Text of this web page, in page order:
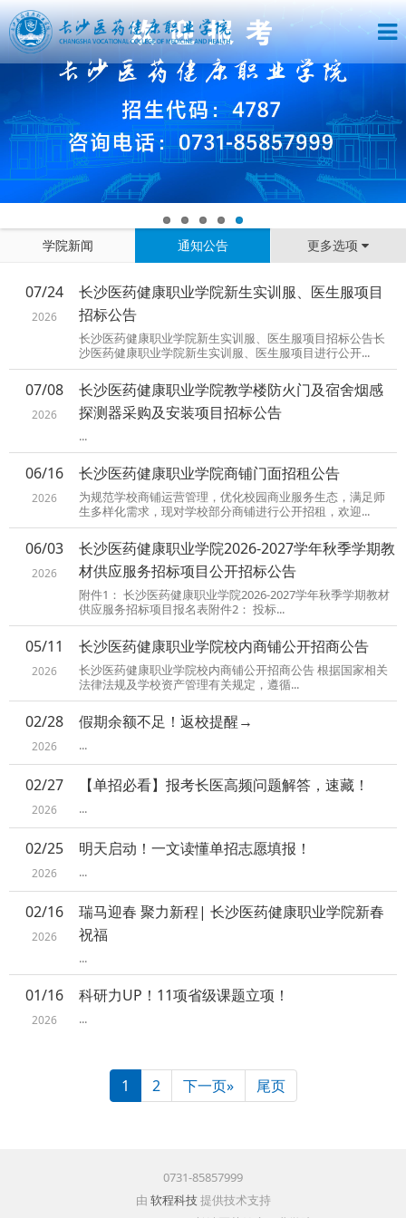
学院新闻 通知公告 更多选项
07/24
2026
长沙医药健康职业学院新生实训服、医生服项目
招标公告
长沙医药健康职业学院新生实训服、医生服项目招标公告长
沙医药健康职业学院新生实训服、医生服项目进行公开...
07/08
2026
长沙医药健康职业学院教学楼防火门及宿舍烟感
探测器采购及安装项目招标公告
...
06/16
2026
长沙医药健康职业学院商铺门面招租公告
为规范学校商铺运营管理，优化校园商业服务生态，满足师
生多样化需求，现对学校部分商铺进行公开招租，欢迎...
06/03
2026
长沙医药健康职业学院2026-2027学年秋季学期教
材供应服务招标项目公开招标公告
附件1： 长沙医药健康职业学院2026-2027学年秋季学期教材
供应服务招标项目报名表附件2： 投标...
05/11
2026
长沙医药健康职业学院校内商铺公开招商公告
长沙医药健康职业学院校内商铺公开招商公告 根据国家相关
法律法规及学校资产管理有关规定，遵循...
02/28
2026
假期余额不足！返校提醒→
...
02/27
2026
【单招必看】报考长医高频问题解答，速藏！
...
02/25
2026
明天启动！一文读懂单招志愿填报！
...
02/16
2026
瑞马迎春 聚力新程| 长沙医药健康职业学院新春
祝福
...
01/16
2026
科研力UP！11项省级课题立项！
...
1 2 下一页» 尾页
0731-85857999
由 软程科技提供技术支持